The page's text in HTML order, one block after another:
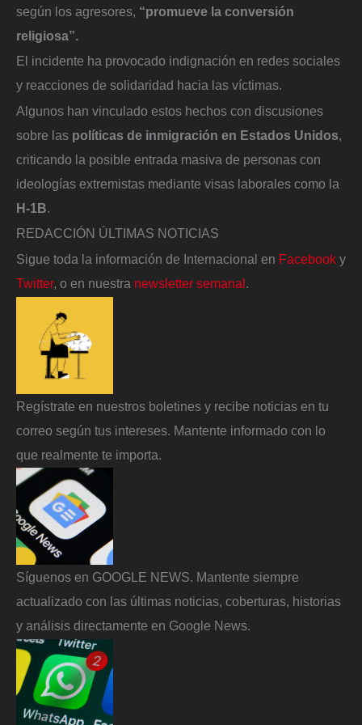
según los agresores, “promueve la conversión
religiosa”.
El incidente ha provocado indignación en redes sociales
y reacciones de solidaridad hacia las víctimas.
Algunos han vinculado estos hechos con discusiones
sobre las políticas de inmigración en Estados Unidos,
criticando la posible entrada masiva de personas con
ideologías extremistas mediante visas laborales como la
H-1B.
REDACCIÓN ÚLTIMAS NOTICIAS
Sigue toda la información de Internacional en Facebook y
Twitter, o en nuestra newsletter semanal.
Regístrate en nuestros boletines y recibe noticias en tu
correo según tus intereses. Mantente informado con lo
que realmente te importa.
Síguenos en GOOGLE NEWS. Mantente siempre
actualizado con las últimas noticias, coberturas, historias
y análisis directamente en Google News.